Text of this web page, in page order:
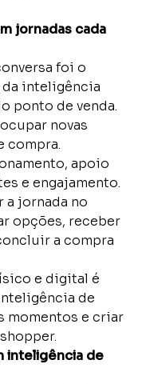
jornadas cada
foi o
da inteligência
ponto de venda.
novas
compra.
apoio
e engajamento.
a jornada no
opções, receber
a compra
e digital é
de
momentos e criar
inteligência de